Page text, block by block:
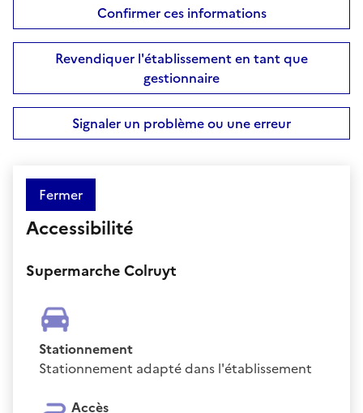
Confirmer ces informations
Revendiquer l'établissement en tant que
gestionnaire
Signaler un problème ou une erreur
Fermer
Accessibilité
Supermarche Colruyt
Stationnement
Stationnement adapté dans l'établissement
Accès